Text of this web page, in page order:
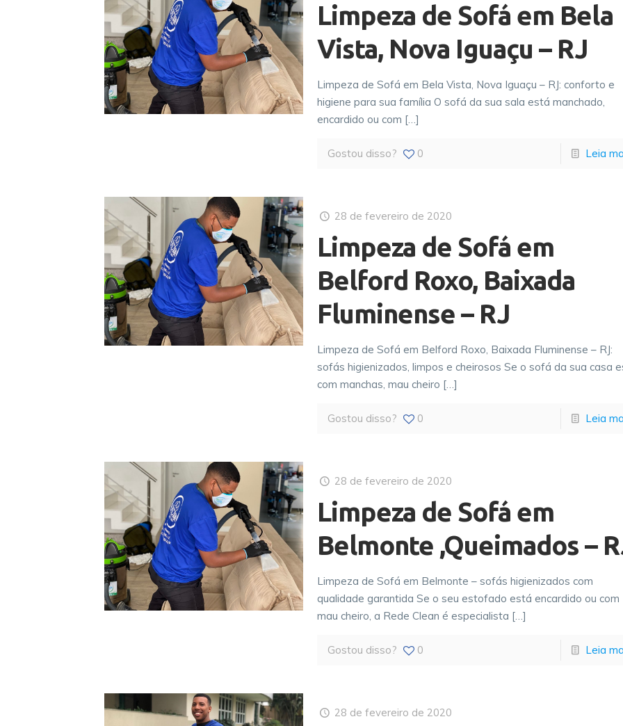
Limpeza de Sofá em Bela
Vista, Nova Iguaçu – RJ
Limpeza de Sofá em Bela Vista, Nova Iguaçu – RJ: conforto e
higiene para sua família O sofá da sua sala está manchado,
encardido ou com […]
Gostou disso? 0 Leia
28 de fevereiro de 2020
Limpeza de Sofá em
Belford Roxo, Baixada
Fluminense – RJ
Limpeza de Sofá em Belford Roxo, Baixada Fluminense – RJ:
sofás higienizados, limpos e cheirosos Se o sofá da sua casa
com manchas, mau cheiro […]
Gostou disso? 0 Leia
28 de fevereiro de 2020
Limpeza de Sofá em
Belmonte ,Queimados –
Limpeza de Sofá em Belmonte – sofás higienizados com
qualidade garantida Se o seu estofado está encardido ou com
mau cheiro, a Rede Clean é especialista […]
Gostou disso? 0 Leia
28 de fevereiro de 2020